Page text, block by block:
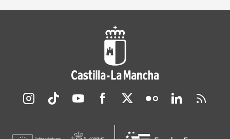
Redes sociales JCCM